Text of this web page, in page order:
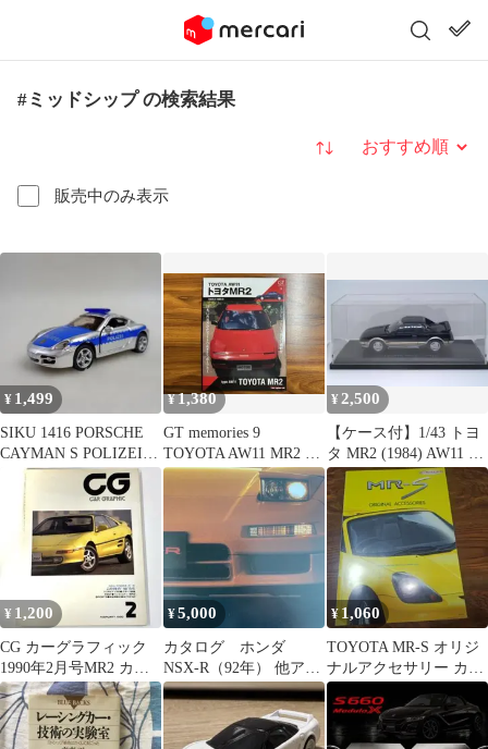
#ミッドシップ の検索結果
販売中のみ表示
並び替え
¥ 1,499
SIKU 1416 PORSCHE
CAYMAN S POLIZEI
ミニカー
¥1,380
GT memories 9
TOYOTA AW11 MR2 モ
ーターマガジン
¥ 2,500
【ケース付】1/43 トヨ
タ MR2 (1984) AW11 ミ
ニカー
¥ 1,200
CG カーグラフィック
1990年2月号MR2 カプ
チーノ インフィニティ
Q45
¥5,000
カタログ ホンダ
NSX-R（92年） 他アク
セサリーチラシ 価格
表
¥ 1,060
TOYOTA MR-S オリジ
ナルアクセサリー カタ
ログ